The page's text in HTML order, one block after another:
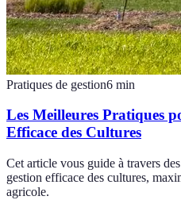
Pratiques de gestion6 min
Les Meilleures Pratiques
Efficace des Cultures
Cet article vous guide à travers
gestion efficace des cultures,
agricole.